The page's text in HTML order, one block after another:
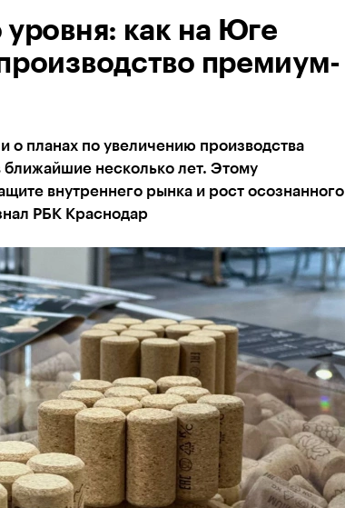
уровня: как на Юге
премиум-
о планах по увеличению производства
ближайшие несколько лет. Этому
внутреннего рынка и рост осознанного
РБК Краснодар